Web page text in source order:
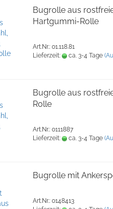
Bugrolle aus
Hartgummi-Rolle
Art.Nr.: 01.118.81
Lieferzeit:
ca. 3-4 Tage
Bugrolle aus
Rolle
Art.Nr.: 0111887
Lieferzeit:
ca. 3-4 Tage
Bugrolle mit
Art.Nr.: 0148413